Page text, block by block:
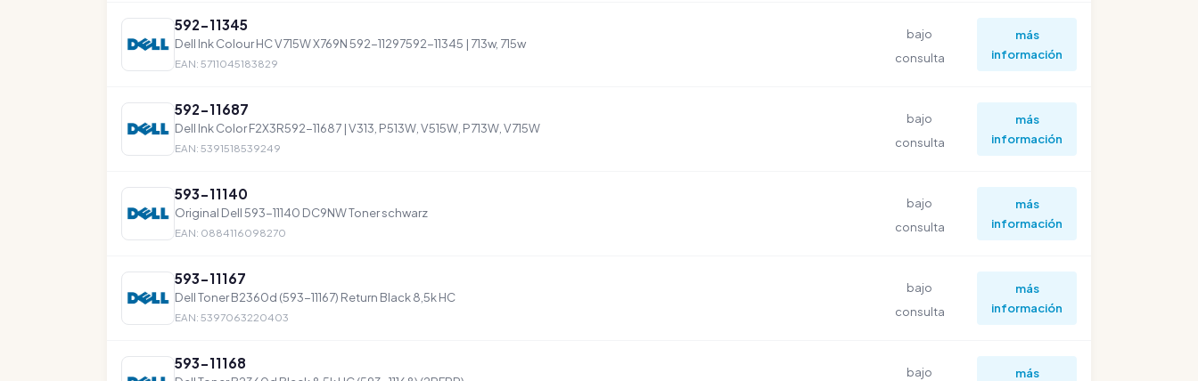
592-11345
Dell Ink Colour HC V715W X769N 592-11297592-11345 | 713w, 715w
EAN: 5711045183829
bajo
consulta
más
información
592-11687
Dell Ink Color F2X3R592-11687 | V313, P513W, V515W, P713W, V715W
EAN: 5391518539249
bajo
consulta
más
información
593-11140
Original Dell 593-11140 DC9NW Toner schwarz
EAN: 0884116098270
bajo
consulta
más
información
593-11167
Dell Toner B2360d (593-11167) Return Black 8,5k HC
EAN: 5397063220403
bajo
consulta
más
información
593-11168
bajo
más